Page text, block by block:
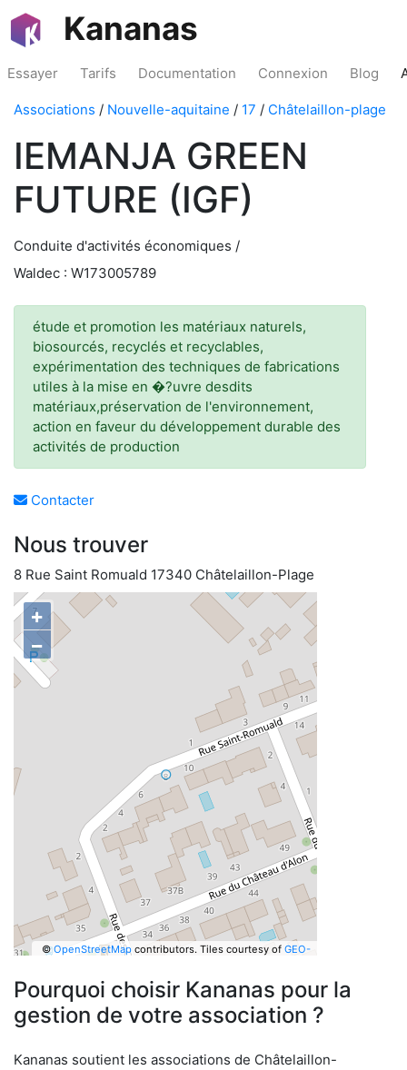
Kananas
Essayer Tarifs Documentation Connexion Blog
Associations / Nouvelle-aquitaine / 17 / Châtelaillon-plage
IEMANJA GREEN
FUTURE (IGF)
Conduite d'activités économiques /
Waldec : W173005789
étude et promotion les matériaux naturels,
biosourcés, recyclés et recyclables,
expérimentation des techniques de fabrications
utiles à la mise en �?uvre desdits
matériaux,préservation de l'environnement,
action en faveur du développement durable des
activités de production
Contacter
Nous trouver
8 Rue Saint Romuald 17340 Châtelaillon-Plage
+
−
©OpenStreetMapcontributors. Tiles courtesy of GEO-
Pourquoi choisir Kananas pour la
gestion de votre association ?
Kananas soutient les associations de Châtelaillon-